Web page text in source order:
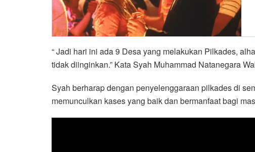
“ Jadi hari ini ada 9 Desa yang melakukan Pilkades,
tidak diinginkan.” Kata Syah Muhammad Natanegara
Syah berharap dengan penyelenggaraan pilkades di
memunculkan kases yang baik dan bermanfaat bagi